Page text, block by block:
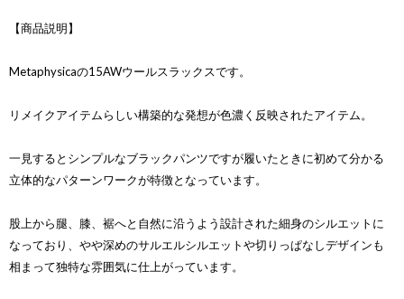
【商品説明】
Metaphysicaの15AWウールスラックスです。
リメイクアイテムらしい構築的な発想が色濃く反映されたアイテム。
一見するとシンプルなブラックパンツですが履いたときに初めて分かる
立体的なパターンワークが特徴となっています。
股上から腿、膝、裾へと自然に沿うよう設計された細身のシルエットに
なっており、やや深めのサルエルシルエットや切りっぱなしデザインも
相まって独特な雰囲気に仕上がっています。